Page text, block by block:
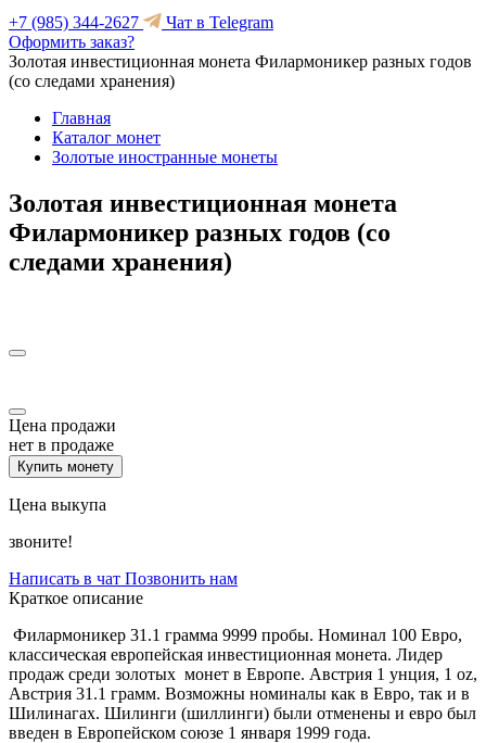
+7 (985) 344-2627
Чат в Telegram
Оформить заказ?
Золотая инвестиционная монета Филармоникер разных годов
(со следами хранения)
Главная
Каталог монет
Золотые иностранные монеты
Золотая инвестиционная монета
Филармоникер разных годов (со
следами хранения)
Цена продажи
нет в продаже
Купить монету
Цена выкупа
звоните!
Написать в чат Позвонить нам
Краткое описание
Филармоникер 31.1 грамма 9999 пробы. Номинал 100 Евро,
классическая европейская инвестиционная монета. Лидер
продаж среди золотых монет в Европе. Австрия 1 унция, 1 oz,
Австрия 31.1 грамм. Возможны номиналы как в Евро, так и в
Шилинагах. Шилинги (шиллинги) были отменены и евро был
введен в Европейском союзе 1 января 1999 года.